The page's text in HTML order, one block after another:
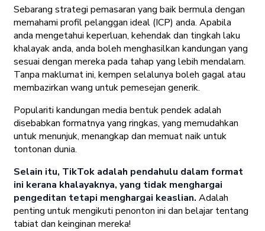
Sebarang strategi pemasaran yang baik bermula dengan
memahami profil pelanggan ideal (ICP) anda. Apabila
anda mengetahui keperluan, kehendak dan tingkah laku
khalayak anda, anda boleh menghasilkan kandungan yang
sesuai dengan mereka pada tahap yang lebih mendalam.
Tanpa maklumat ini, kempen selalunya boleh gagal atau
membazirkan wang untuk pemesejan generik.
Populariti kandungan media bentuk pendek adalah
disebabkan formatnya yang ringkas, yang memudahkan
untuk menunjuk, menangkap dan memuat naik untuk
tontonan dunia.
Selain itu, TikTok adalah pendahulu dalam format
ini kerana khalayaknya, yang tidak menghargai
pengeditan tetapi menghargai keaslian. Adalah
penting untuk mengikuti penonton ini dan belajar tentang
tabiat dan keinginan mereka!